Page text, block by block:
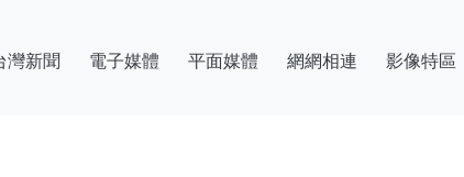
灣新聞 電子媒體 平面媒體 網網相連 影像特區